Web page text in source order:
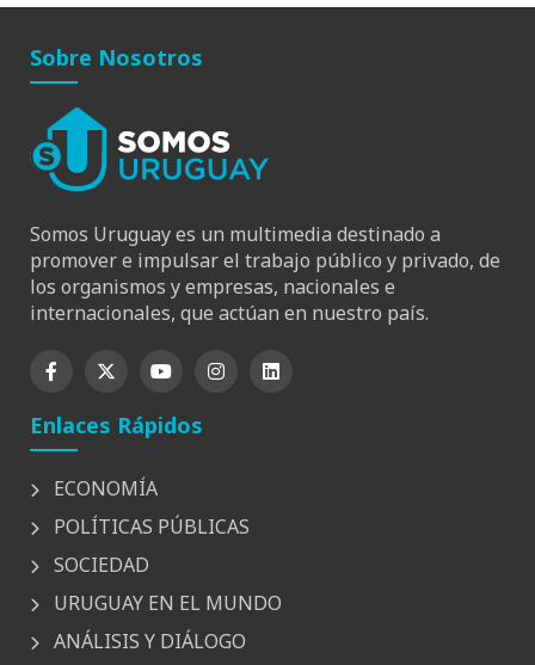
Sobre Nosotros
Somos Uruguay es un multimedia destinado a
promover e impulsar el trabajo público y privado, de
los organismos y empresas, nacionales e
internacionales, que actúan en nuestro país.
Enlaces Rápidos
ECONOMÍA
POLÍTICAS PÚBLICAS
SOCIEDAD
URUGUAY EN EL MUNDO
ANÁLISIS Y DIÁLOGO